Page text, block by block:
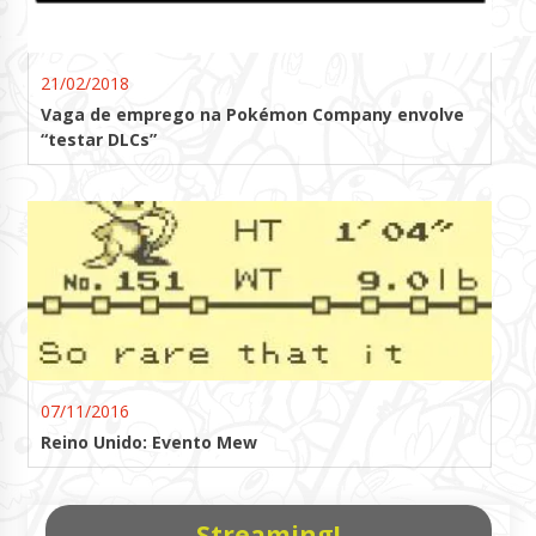
21/02/2018
Vaga de emprego na Pokémon Company envolve
“testar DLCs”
07/11/2016
Reino Unido: Evento Mew